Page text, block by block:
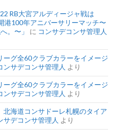
RB大宮アルディージャ戦は
港100年アニバーサリーマッチ〜
。〜」
に コンサデコンサ管理人
グ全60クラブカラーをイメージ
ンサデコンサ管理人 より
グ全60クラブカラーをイメージ
ンサデコンサ管理人 より
北海道コンサドーレ札幌のタイア
サデコンサ管理人 より